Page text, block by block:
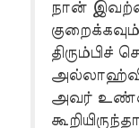
நான்
திரும்பிச்
அவர்